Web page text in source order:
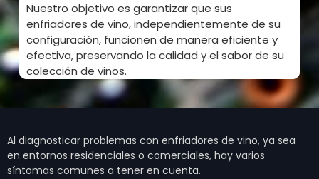
Nuestro objetivo es garantizar que sus
enfriadores de vino, independientemente de su
configuración, funcionen de manera eficiente y
efectiva, preservando la calidad y el sabor de su
colección de vinos.
Al diagnosticar problemas con enfriadores de vino, ya sea
en entornos residenciales o comerciales, hay varios
síntomas comunes a tener en cuenta.